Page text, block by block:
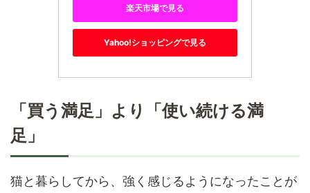
楽天市場で見る
Yahoo!ショッピングで見る
「買う満足」より「使い続ける満
足」
猫と暮らしてから、強く感じるようになったことが